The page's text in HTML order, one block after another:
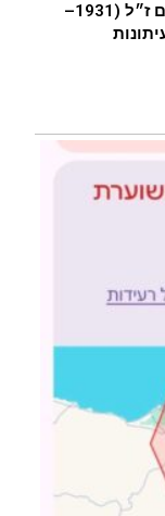
העיר אילת תיפרד ( חמישי) מיצחק נועם ז״ל (1931–